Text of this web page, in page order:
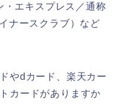
エキスプレス／通称
ナースクラブ）など
やdカード、楽天カー
カードがありますか